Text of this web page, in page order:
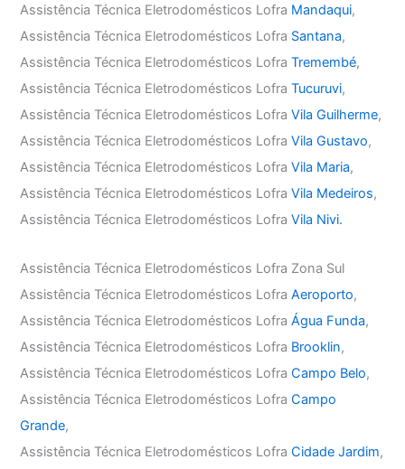
Assistência Técnica Eletrodomésticos Lofra Mandaqui,
Assistência Técnica Eletrodomésticos Lofra Santana,
Assistência Técnica Eletrodomésticos LofraTremembé,
Assistência Técnica Eletrodomésticos LofraTucuruvi,
Assistência Técnica Eletrodomésticos LofraVila Guilherme,
Assistência Técnica Eletrodomésticos LofraVila Gustavo,
Assistência Técnica Eletrodomésticos LofraVila Maria,
Assistência Técnica Eletrodomésticos LofraVila Medeiros,
Assistência Técnica Eletrodomésticos LofraVila Nivi.
Assistência Técnica Eletrodomésticos Lofra Zona Sul
Assistência Técnica Eletrodomésticos LofraAeroporto,
Assistência Técnica Eletrodomésticos LofraÁgua Funda,
Assistência Técnica Eletrodomésticos Lofra Brooklin,
Assistência Técnica Eletrodomésticos LofraCampo Belo,
Assistência Técnica Eletrodomésticos LofraCampo
Grande,
Assistência Técnica Eletrodomésticos LofraCidade Jardim,